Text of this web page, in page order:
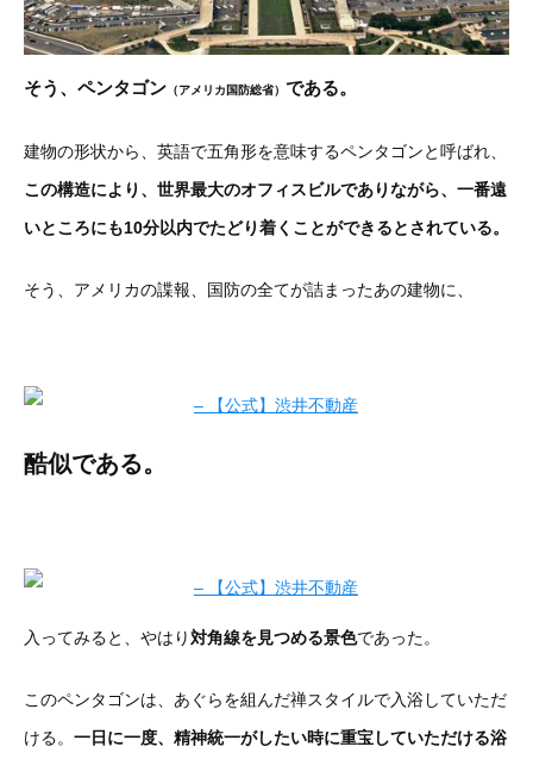
そう、ペンタゴン （アメリカ国防総省） である。
建物の形状から、英語で五角形を意味するペンタゴンと呼ばれ、
この構造により、世界最大のオフィスビルでありながら、一番遠
いところにも10分以内でたどり着くことができるとされている。
そう、アメリカの諜報、国防の全てが詰まったあの建物に、
酷似である。
入ってみると、やはり対角線を見つめる景色であった。
このペンタゴンは、あぐらを組んだ禅スタイルで入浴していただ
ける。 一日に一度、精神統一がしたい時に重宝していただける浴